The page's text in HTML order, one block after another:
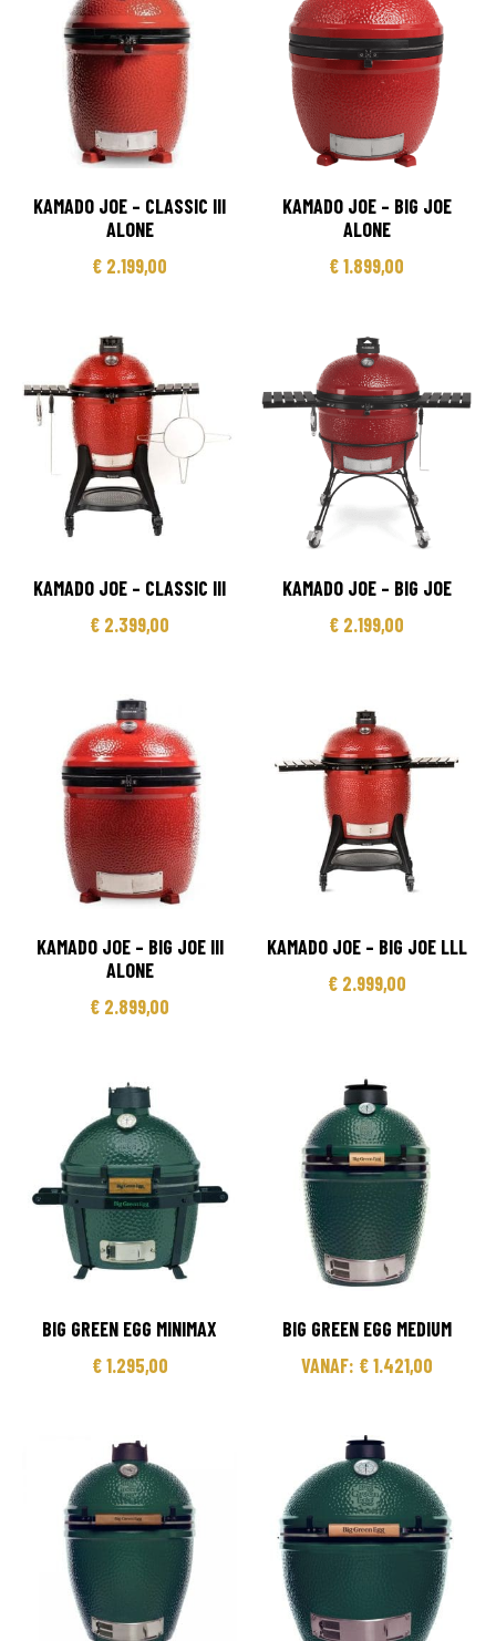
KAMADO JOE – CLASSIC III
ALONE
€ 2.199,00
KAMADO JOE – BIG JOE
ALONE
€1.899,00
KAMADO JOE – CLASSIC III
€ 2.399,00
KAMADO JOE – BIG JOE
€ 2.199,00
KAMADO JOE – BIG JOE III
ALONE
€ 2.899,00
KAMADO JOE – BIG JOE LLL
€2.999,00
BIG GREEN EGG MINIMAX
€1.295,00
BIG GREEN EGG MEDIUM
VANAF: €1.421,00